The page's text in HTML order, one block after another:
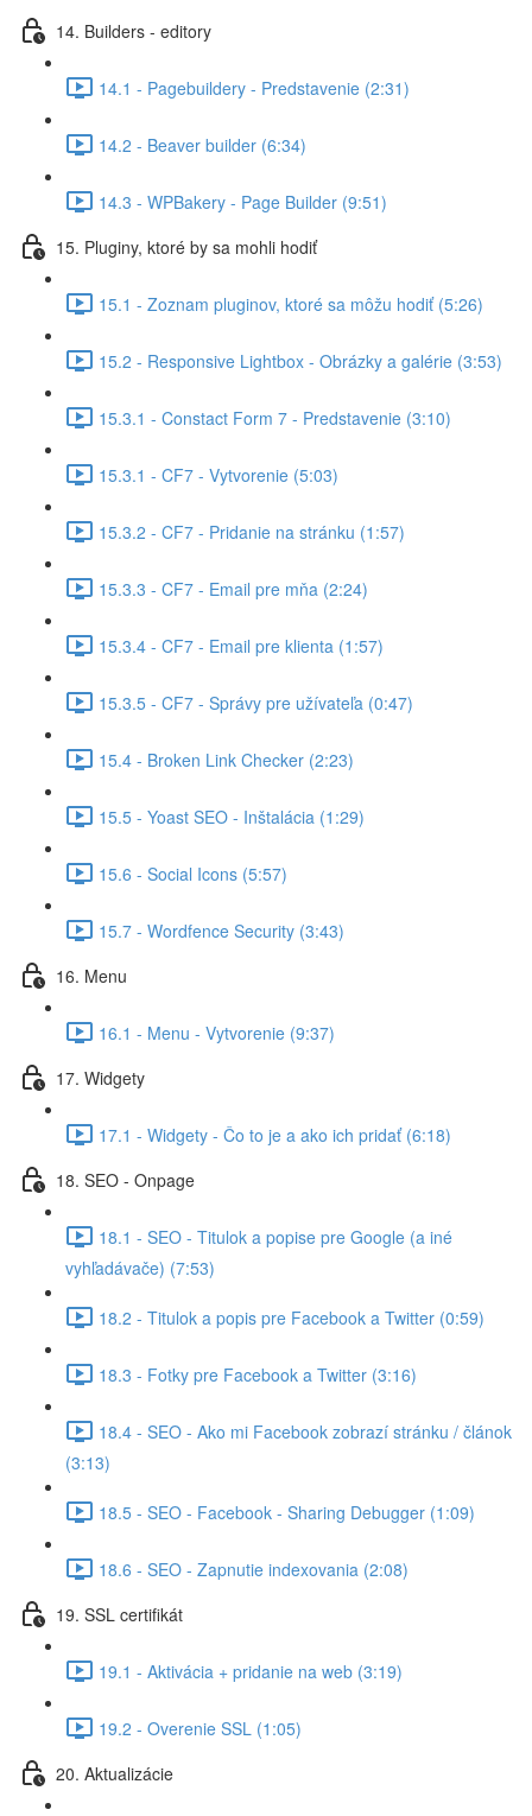
14. Builders - editory
14.1 - Pagebuildery - Predstavenie (2:31)
14.2 - Beaver builder (6:34)
14.3 - WPBakery - Page Builder (9:51)
15. Pluginy, ktoré by sa mohli hodiť
15.1 - Zoznam pluginov, ktoré sa môžu hodiť (5:26)
15.2 - Responsive Lightbox - Obrázky a galérie (3:53)
15.3.1 - Constact Form 7 - Predstavenie (3:10)
15.3.1 - CF7 - Vytvorenie (5:03)
15.3.2 - CF7 - Pridanie na stránku (1:57)
15.3.3 - CF7 - Email pre mňa (2:24)
15.3.4 - CF7 - Email pre klienta (1:57)
15.3.5 - CF7 - Správy pre užívateľa (0:47)
15.4 - Broken Link Checker (2:23)
15.5 - Yoast SEO - Inštalácia (1:29)
15.6 - Social Icons (5:57)
15.7 - Wordfence Security (3:43)
16. Menu
16.1 - Menu - Vytvorenie (9:37)
17. Widgety
17.1 - Widgety - Čo to je a ako ich pridať (6:18)
18. SEO - Onpage
18.1 - SEO - Titulok a popise pre Google (a iné
vyhľadávače) (7:53)
18.2 - Titulok a popis pre Facebook a Twitter (0:59)
18.3 - Fotky pre Facebook a Twitter (3:16)
18.4 - SEO - Ako mi Facebook zobrazí stránku / článok
(3:13)
18.5 - SEO - Facebook - Sharing Debugger (1:09)
18.6 - SEO - Zapnutie indexovania (2:08)
19. SSL certifikát
19.1 - Aktivácia + pridanie na web (3:19)
19.2 - Overenie SSL (1:05)
20. Aktualizácie